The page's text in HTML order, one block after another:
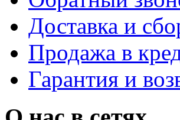
Доставка и
Продажа в
Гарантия и